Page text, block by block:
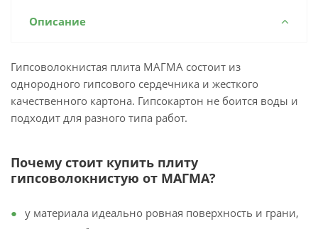
Описание
Гипсоволокнистая плита МАГМА состоит из
однородного гипсового сердечника и жесткого
качественного картона. Гипсокартон не боится воды и
подходит для разного типа работ.
Почему стоит купить плиту
гипсоволокнистую от МАГМА?
у материала идеально ровная поверхность и грани,